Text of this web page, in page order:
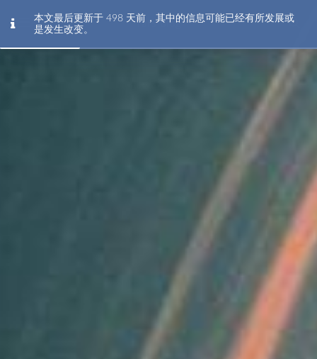
Tars Blog
本文最后更新于 498 天前，其中的信息可能已经有所发展或
是发生改变。